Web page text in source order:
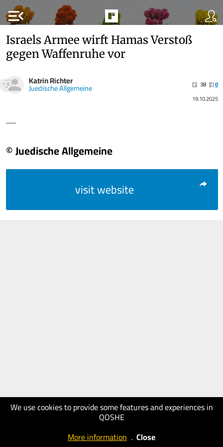
menu_open
We use cookies to provide some features and experiences in
QOSHE
More information . Close
Israels Armee wirft Hamas Verstoß
gegen Waffenruhe vor
Katrin Richter
Juedische Allgemeine 38
0
19.10.2025
.....
© Juedische Allgemeine
visit website